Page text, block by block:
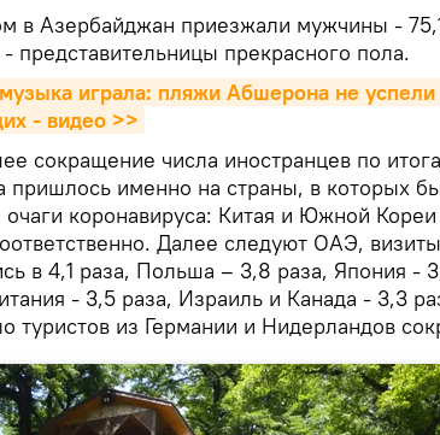
в Азербайджан приезжали мужчины -
представительницы прекрасного пола.
играла: пляжи Абшерона не успели
- видео >>
сокращение числа иностранцев по
пришлось именно на страны, в которых
коронавируса: Китая и Южной
Далее следуют ОАЭ,
в 4,1 раза, Польша – 3,8 раза, Япония -
- 3,5 раза, Израиль и Канада - 3,3
туристов из Германии и Нидерландов